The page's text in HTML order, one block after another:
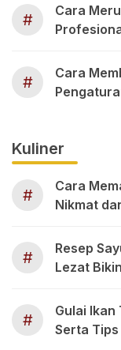
#
Cara
#
Cara
Kuliner
#
Cara
Nikmat
#
Resep
Lezat
#
Gulai Ikan
Serta